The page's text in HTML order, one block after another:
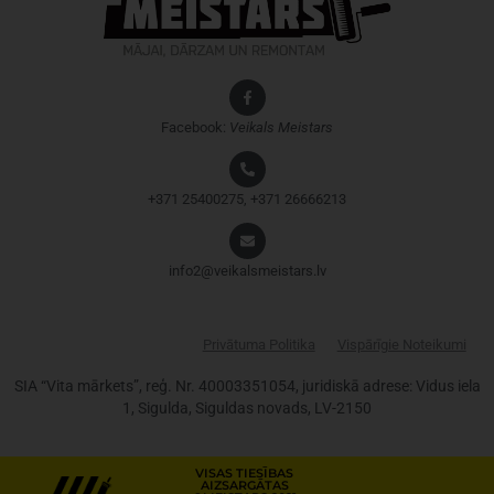
Facebook: Veikals Meistars
+371 25400275, +371 26666213
info2@veikalsmeistars.lv
SIA “Vita mārkets”, reģ. Nr. 40003351054, juridiskā adrese: Vidus iela
1, Sigulda, Siguldas novads, LV-2150
VISAS TIESĪBAS
AIZSARGĀTAS